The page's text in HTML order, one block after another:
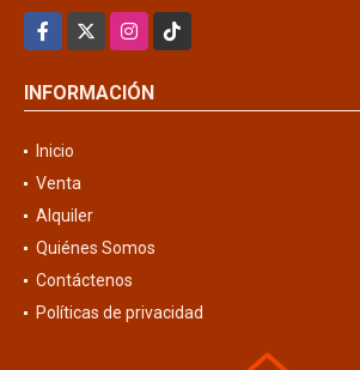
Facebook
InstagramTikTok
INFORMACIÓN
Inicio
Venta
Alquiler
Quiénes Somos
Contáctenos
Políticas de privacidad